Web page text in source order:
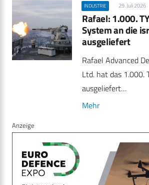
INDUSTRIE 29. Juli 2026
Rafael: 1.000.
System an die
ausgeliefert
Rafael Advanced
Ltd. hat das 1.000.
ausgeliefert…
Mehr
Anzeige